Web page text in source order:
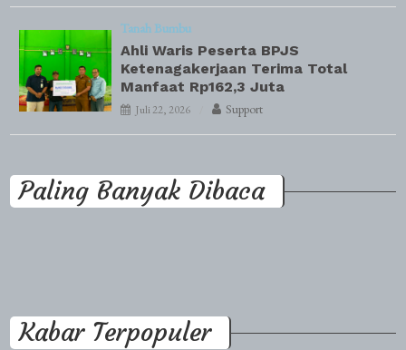
Tanah Bumbu
Ahli Waris Peserta BPJS
Ketenagakerjaan Terima Total
Manfaat Rp162,3 Juta
Juli 22, 2026 Support
Paling Banyak Dibaca
Kabar Terpopuler